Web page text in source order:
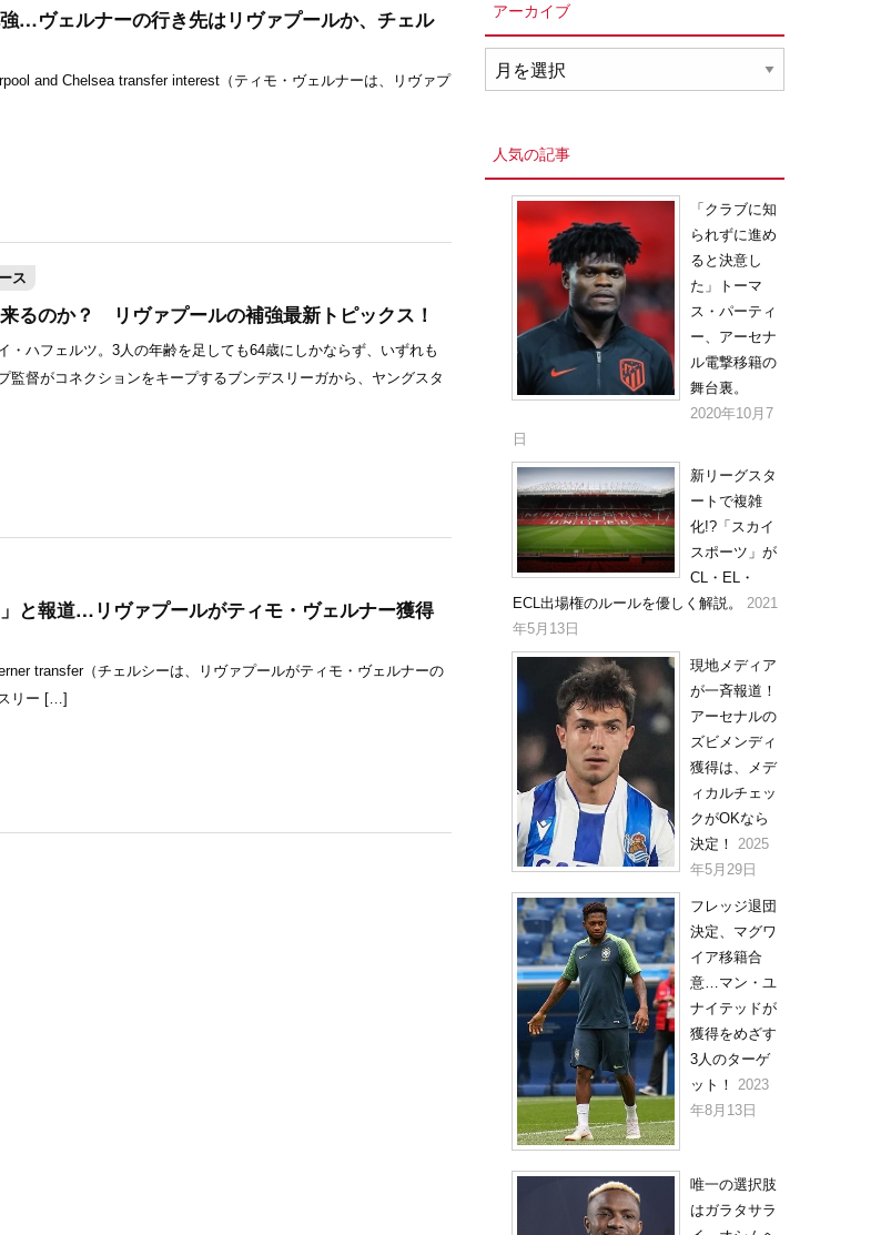
…ヴェルナーの行き先はリヴァプールか、チェル
and Chelsea transfer interest（ティモ・ヴェルナーは、リヴァプ
ス
るのか？ リヴァプールの補強最新トピックス！
ハフェルツ。3人の年齢を足しても64歳にしかならず、いずれも
督がコネクションをキープするブンデスリーガから、ヤングスタ
と報道…リヴァプールがティモ・ヴェルナー獲得
transfer（チェルシーは、リヴァプールがティモ・ヴェルナーの
リー […]
アーカイブ
ー
人気の記事
「クラブに知
られずに進め
ると決意し
た」トーマ
ス・パーティ
ー、アーセナ
ル電撃移籍の
舞台裏。
2020年10月7
日
新リーグスタ
ートで複雑
化!?「スカイ
スポーツ」が
CL・EL・
ECL出場権のルールを優しく解説。
2021
年5月13日
現地メディア
が一斉報道！
アーセナルの
ズビメンディ
獲得は、メデ
ィカルチェッ
クがOKなら
決定！
2025
年5月29日
フレッジ退団
決定、マグワ
イア移籍合
意…マン・ユ
ナイテッドが
獲得をめざす
3人のターゲ
ット！ 2023
年8月13日
唯一の選択肢
はガラタサラ